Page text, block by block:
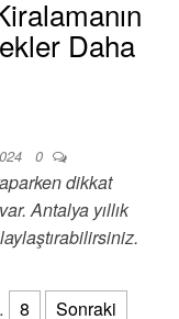
Daha
0
dikkat
Antalya yıllık
8
Sonraki